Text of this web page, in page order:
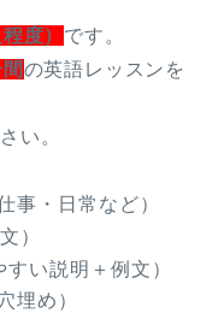
度） です。
の英語レッスンを
い。
事・日常など）
）
い説明＋例文）
埋め）